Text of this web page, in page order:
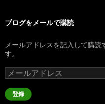
ブログをメールで購読
メールアドレスを記入して購
す。
メ
ー
ル
ア 登録